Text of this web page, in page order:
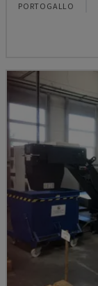
PORTOGALLO